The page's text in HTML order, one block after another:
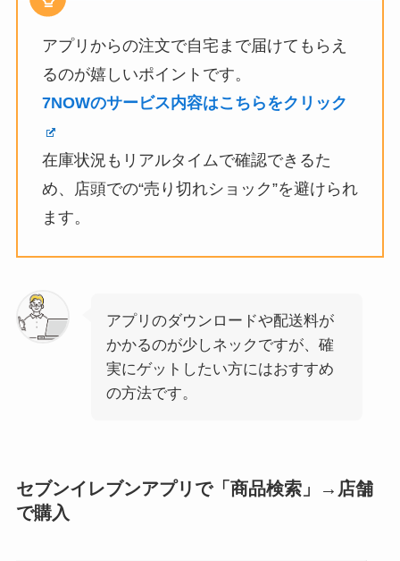
アプリからの注文で自宅まで届けてもらえ
るのが嬉しいポイントです。
7NOWのサービス内容はこちらをクリック
在庫状況もリアルタイムで確認できるた
め、店頭での“売り切れショック”を避けられ
ます。
アプリのダウンロードや配送料が
かかるのが少しネックですが、確
実にゲットしたい方にはおすすめ
の方法です。
セブンイレブンアプリで「商品検索」→店舗
で購入